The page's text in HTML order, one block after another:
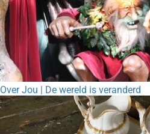
Over Jou | De wereld is veranderd